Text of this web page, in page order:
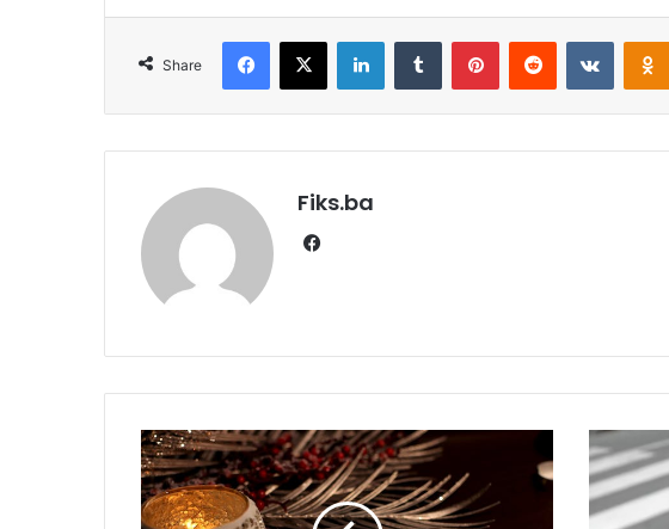
Share
Facebook
X LinkedInTumblr PinterestReddit
Fiks.ba
Veliki
novčani
horoskop
za
Vozač
iz
BiH
udario